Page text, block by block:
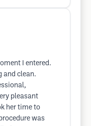
I entered.
and clean.
pleasant
her time to
was